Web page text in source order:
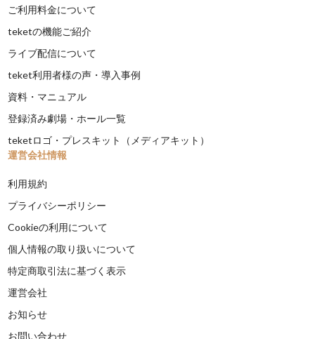
ご利用料金について
teketの機能ご紹介
ライブ配信について
teket利用者様の声・導入事例
資料・マニュアル
登録済み劇場・ホール一覧
teketロゴ・プレスキット（メディアキット）
運営会社情報
利用規約
プライバシーポリシー
Cookieの利用について
個人情報の取り扱いについて
特定商取引法に基づく表示
運営会社
お知らせ
お問い合わせ